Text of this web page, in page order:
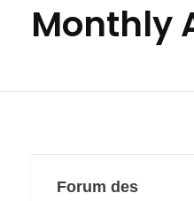
Monthly
Forum des